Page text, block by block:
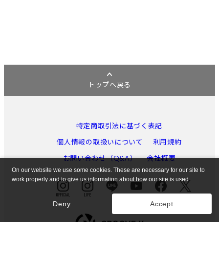
トップへ戻る
特定商取引法に基づく表記
個人情報の取扱いについて
利用規約
お問い合わせ（Q&A）
会社概要
On our website we use some cookies. These are necessary for our site to
work properly and to give us information about how our site is used.
Deny Accept